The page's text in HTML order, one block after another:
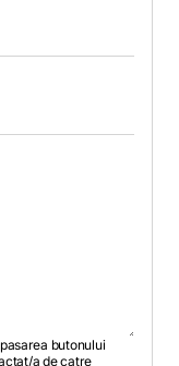
butonului
a de catre